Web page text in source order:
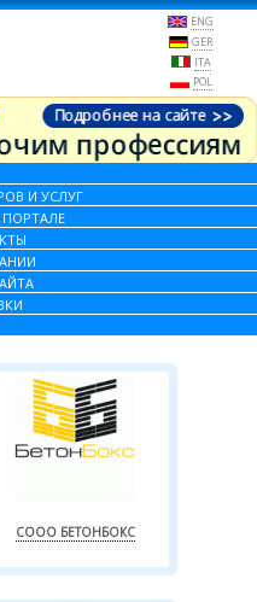
ENG
GER
ITA
POL
И УСЛУГ
СООО БЕТОНБОКС